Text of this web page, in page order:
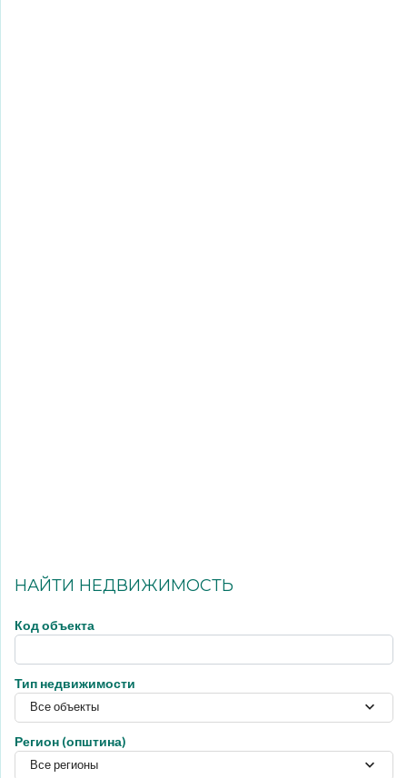
НАЙТИ НЕДВИЖИМОСТЬ
Код объекта
Тип недвижимости
Все объекты
Регион (општина)
Все регионы